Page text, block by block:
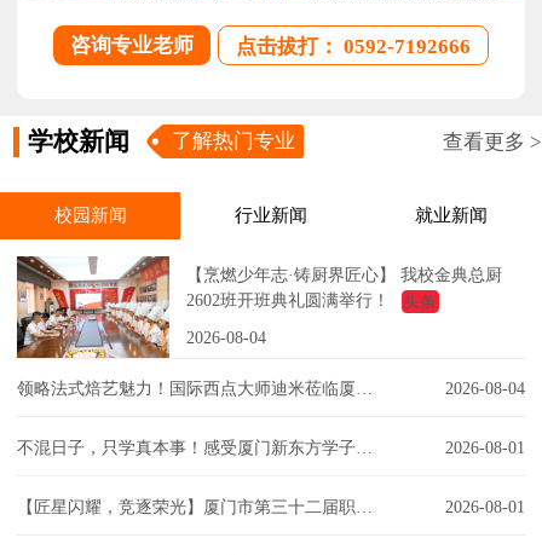
咨询专业老师 点击拔打： 0592-7192666
学校新闻 了解热门专业 查看更多 >
校园新闻 行业新闻 就业新闻
【烹燃少年志·铸厨界匠心】 我校金典总厨
2602班开班典礼圆满举行！
头条
2026-08-04
2026-08-04
2026-08-01
2026-08-01